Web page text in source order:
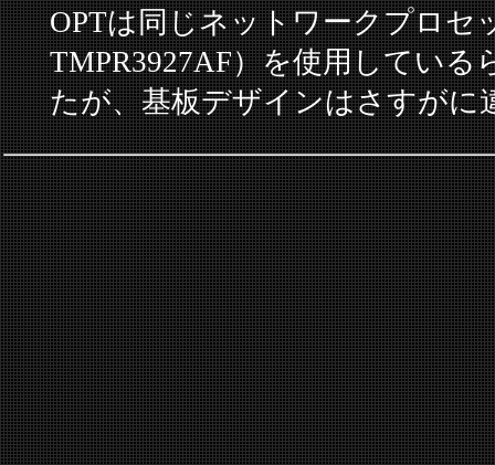
OPTは同じネットワークプロセ
TMPR3927AF）を使用してい
たが、基板デザインはさすがに